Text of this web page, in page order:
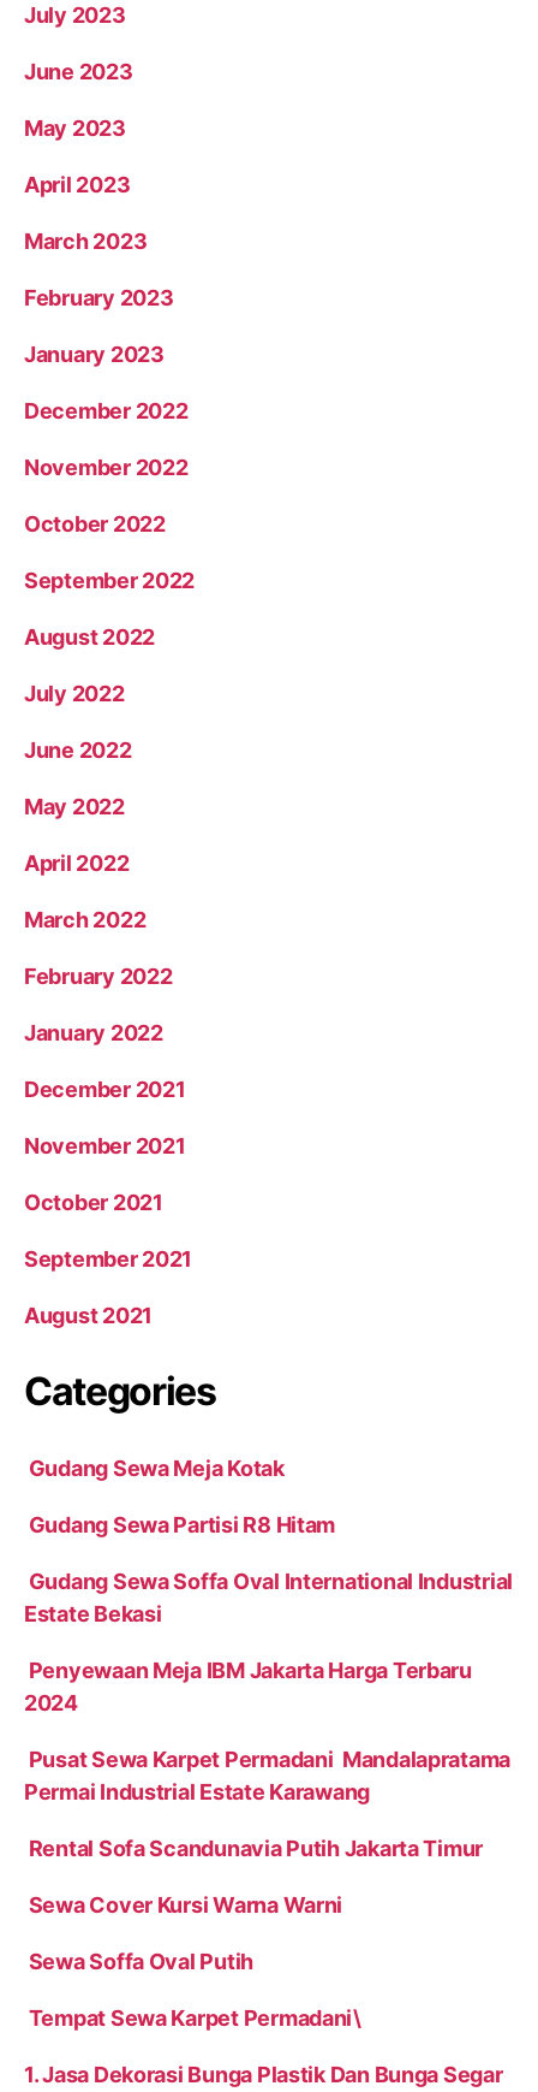
July 2023
June 2023
May 2023
April 2023
March 2023
February 2023
January 2023
December 2022
November 2022
October 2022
September 2022
August 2022
July 2022
June 2022
May 2022
April 2022
March 2022
February 2022
January 2022
December 2021
November 2021
October 2021
September 2021
August 2021
Categories
Gudang Sewa Meja Kotak
Gudang Sewa Partisi R8 Hitam
Gudang Sewa Soffa Oval International Industrial
Estate Bekasi
Penyewaan Meja IBM Jakarta Harga Terbaru
2024
Pusat Sewa Karpet Permadani Mandalapratama
Permai Industrial Estate Karawang
Rental Sofa Scandunavia Putih Jakarta Timur
Sewa Cover Kursi Warna Warni
Sewa Soffa Oval Putih
Tempat Sewa Karpet Permadani\
1. Jasa Dekorasi Bunga Plastik Dan Bunga Segar